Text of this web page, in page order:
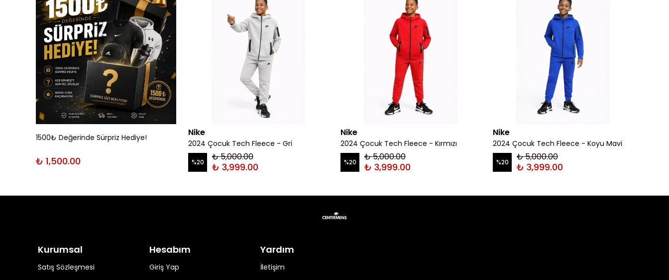
1500₺ Değerinde Sürpriz Hediye!
₺ 1,500.00
Nike
2024 Çocuk Tech Fleece - Gri
%20 ₺ 5,000.00
₺ 3,999.00
Nike
2024 Çocuk Tech Fleece - Kırmızı
%20 ₺ 5,000.00
₺ 3,999.00
Nike
2024 Çocuk Tech Fleece - Koyu Mavi
%20 ₺ 5,000.00
₺ 3,999.00
Kurumsal
Satış Sözleşmesi
Hesabım
Giriş Yap
Yardım
İletişim